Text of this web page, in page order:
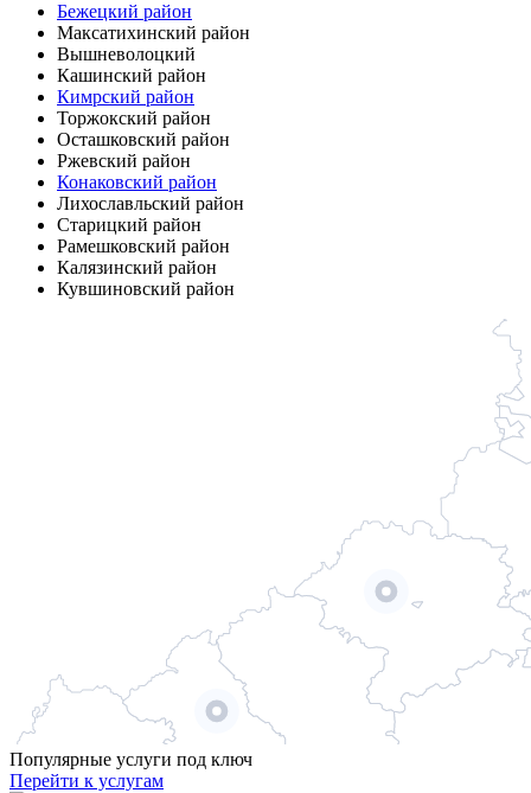
Бежецкий район
Максатихинский район
Вышневолоцкий
Кашинский район
Кимрский район
Торжокский район
Осташковский район
Ржевский район
Конаковский район
Лихославльский район
Старицкий район
Рамешковский район
Калязинский район
Кувшиновский район
Популярные услуги под ключ
Перейти к услугам